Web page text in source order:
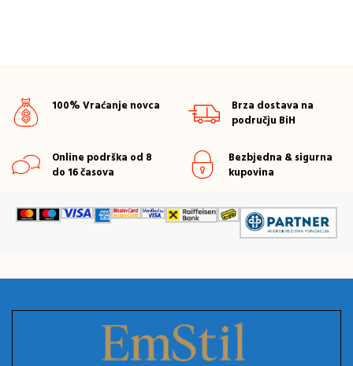
100% Vraćanje novca
Brza dostava na
području BiH
Online podrška od 8
do 16 časova
Bezbjedna & sigurna
kupovina